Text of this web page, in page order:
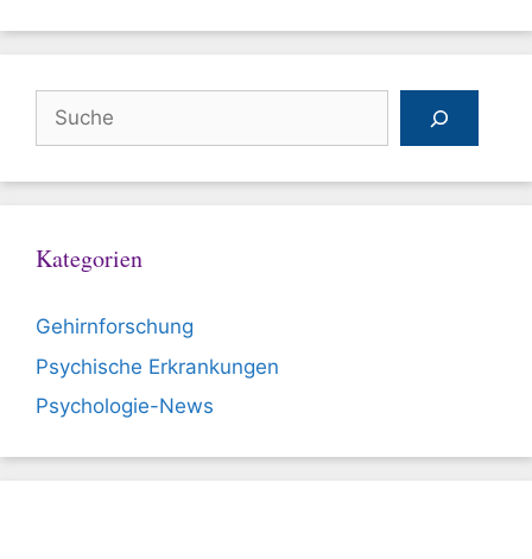
Suchen
Kategorien
Gehirnforschung
Psychische Erkrankungen
Psychologie-News